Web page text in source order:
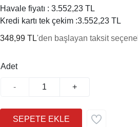
Havale fiyatı : 3.552,23 TL
Kredi kartı tek çekim :3.552,23 TL
348,99 TL'den başlayan taksit
Adet
- +